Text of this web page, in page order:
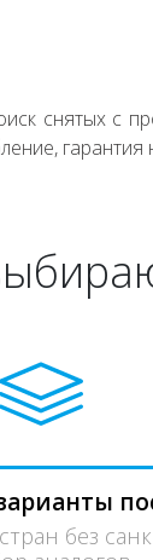
снятых с
гарантия
без